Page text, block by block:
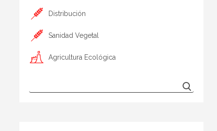
Distribución
Sanidad Vegetal
Agricultura Ecológica